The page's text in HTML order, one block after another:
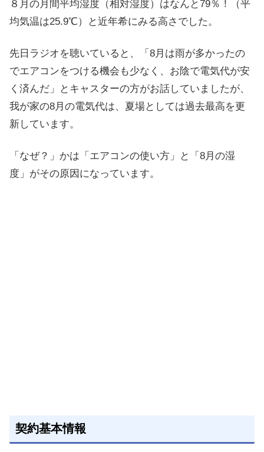
８月の月間平均湿度（相対湿度）はなんと79％！（平
均気温は25.9℃）と近年希にみる高さでした。
先日ラジオを聴いていると、「8月は雨が多かったの
でエアコンをつける機会も少なく、お陰で電気代が安
く済んだ」とキャスターの方がお話していましたが、
我が家の8月の電気代は、夏場としては過去最高を更
新しています。
「なぜ？」かは「エアコンの使い方」と「8月の湿
度」がその原因になっています。
契約基本情報